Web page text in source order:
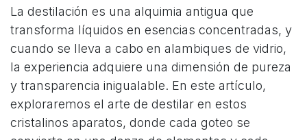
La destilación es una alquimia antigua que
transforma líquidos en esencias concentradas, y
cuando se lleva a cabo en alambiques de vidrio,
la experiencia adquiere una dimensión de pureza
y transparencia inigualable. En este artículo,
exploraremos el arte de destilar en estos
cristalinos aparatos, donde cada goteo se